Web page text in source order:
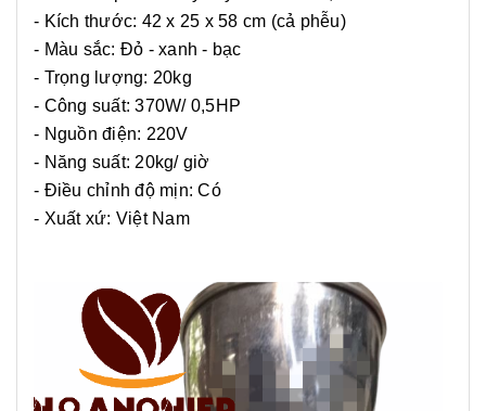
- Kích thước: 42 x 25 x 58 cm (cả phễu)
- Màu sắc: Đỏ - xanh - bạc
- Trọng lượng: 20kg
- Công suất: 370W/ 0,5HP
- Nguồn điện: 220V
- Năng suất: 20kg/ giờ
- Điều chỉnh độ mịn: Có
- Xuất xứ: Việt Nam